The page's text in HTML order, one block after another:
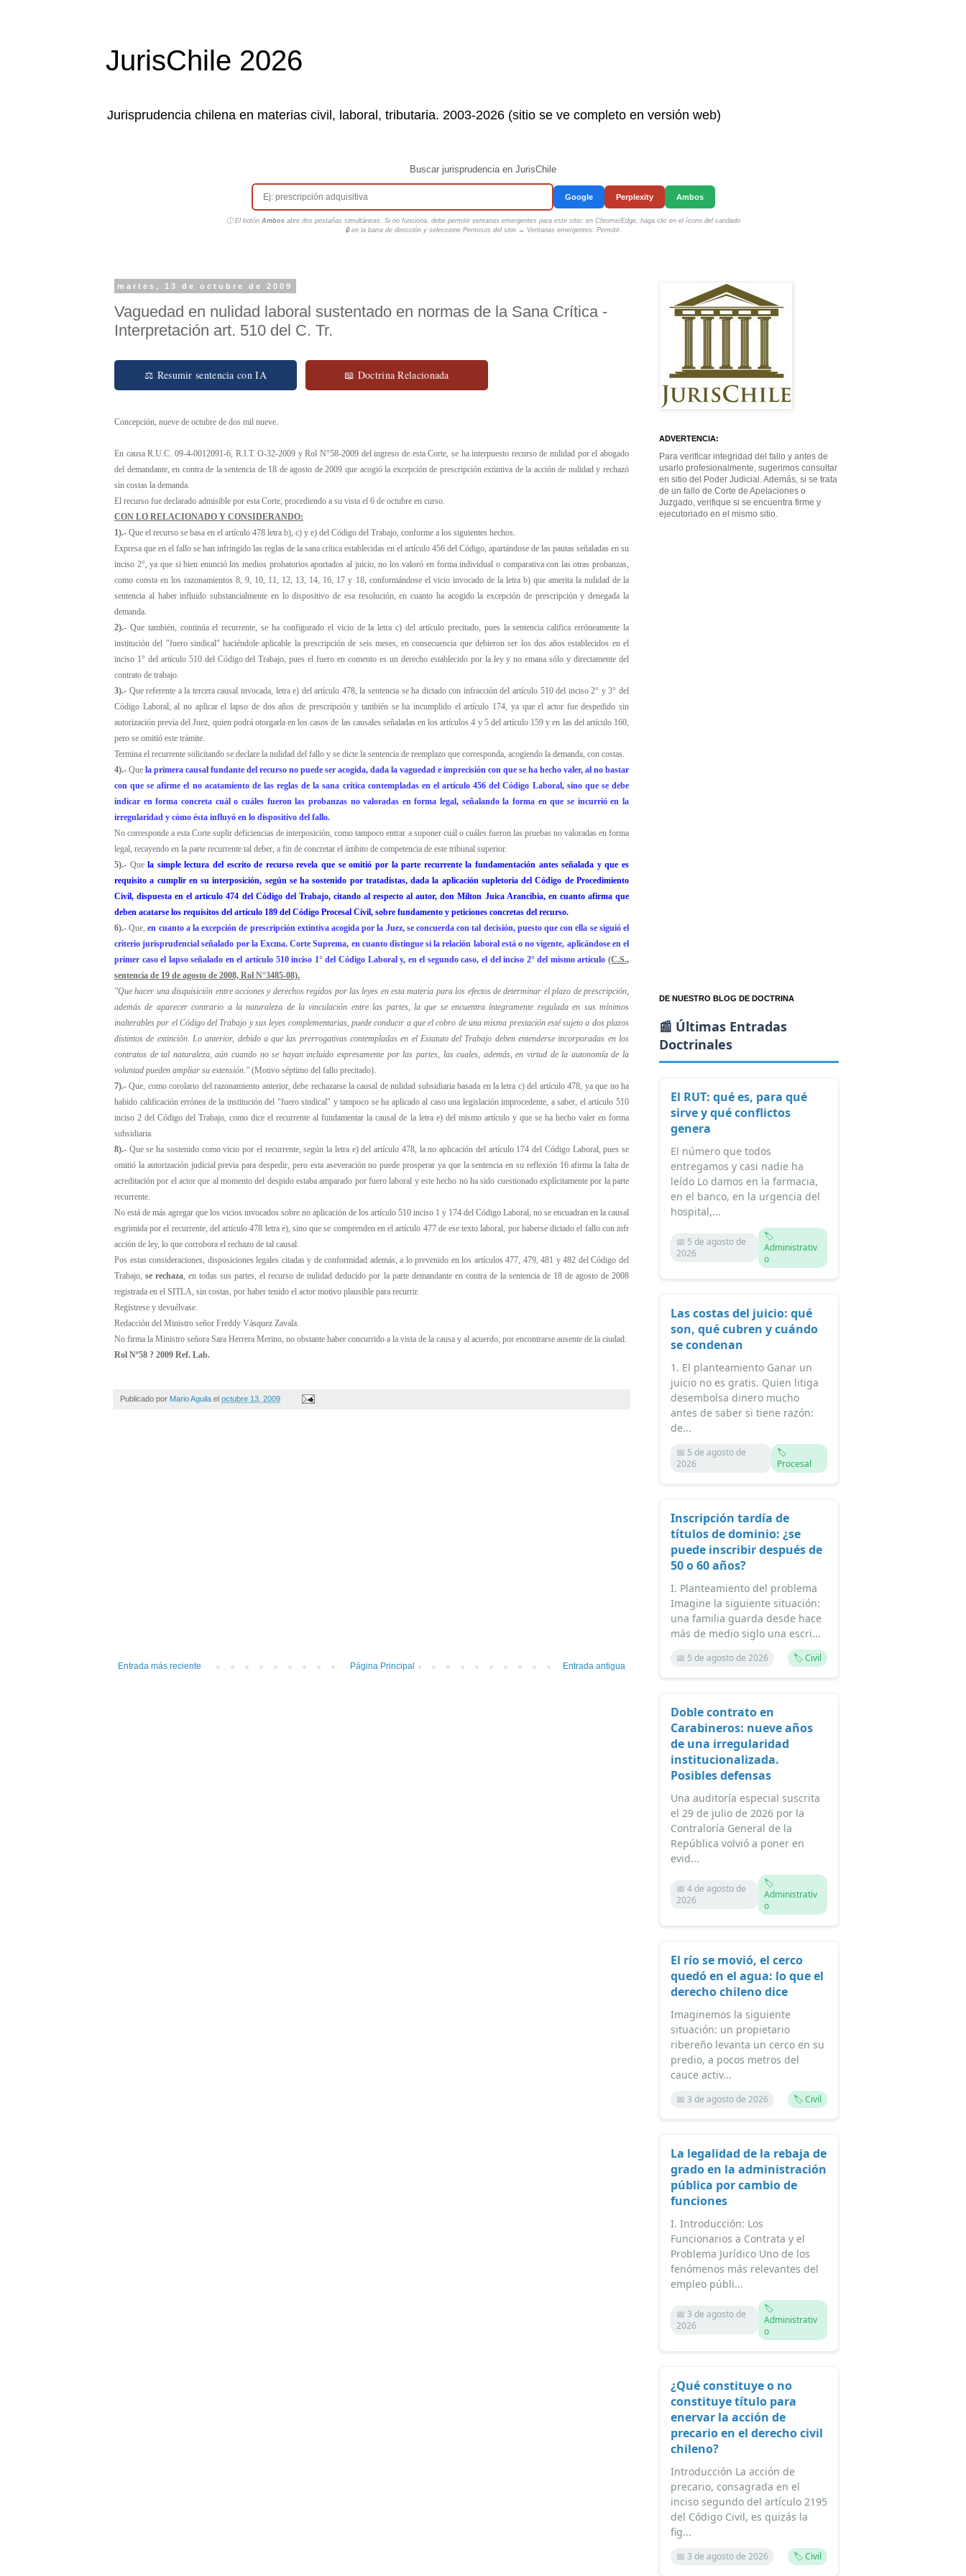
JurisChile 2026
Jurisprudencia chilena en materias civil, laboral, tributaria. 2003-2026 (sitio se ve completo en versión web)
Buscar jurisprudencia en JurisChile
Google Perplexity Ambos
ⓘ El botón Ambosabre dos pestañas simultáneas. Si no funciona, debe permitir ventanas emergentes para este sitio: en Chrome/Edge, haga clic en el ícono del candado
🔒 en la barra de dirección y seleccione Permisos del sitio → Ventanas emergentes: Permitir.
martes, 13 de octubre de 2009
Vaguedad en nulidad laboral sustentado en normas de la Sana Crítica -
Interpretación art. 510 del C. Tr.
⚖ Resumir sentencia con IA 📖 Doctrina Relacionada
Concepción, nueve de octubre de dos mil nueve.
En causa R.U.C. 09-4-0012091-6, R.I.T. O-32-2009 y Rol N°58-2009 del ingreso de esta Corte, se ha interpuesto recurso de nulidad por el abogado
del demandante, en contra de la sentencia de 18 de agosto de 2009 que acogió la excepción de prescripción extintiva de la acción de nulidad y rechazó
sin costas la demanda.
El recurso fue declarado admisible por esta Corte, procediendo a su vista el 6 de octubre en curso.
CON LO RELACIONADO Y CONSIDERANDO:
1).- Que el recurso se basa en el artículo 478 letra b), c) y e) del Código del Trabajo, conforme a los siguientes hechos.
Expresa que en el fallo se han infringido las reglas de la sana crítica establecidas en el artículo 456 del Código, apartándose de las pautas señaladas en su
inciso 2°, ya que si bien enunció los medios probatorios aportados al juicio, no los valoró en forma individual o comparativa con las otras probanzas,
como consta en los razonamientos 8, 9, 10, 11, 12, 13, 14, 16, 17 y 18, conformándose el vicio invocado de la letra b) que amerita la nulidad de la
sentencia al haber influido substancialmente en lo dispositivo de esa resolución, en cuanto ha acogido la excepción de prescripción y denegada la
demanda.
2).- Que también, continúa el recurrente, se ha configurado el vicio de la letra c) del artículo precitado, pues la sentencia califica erróneamente la
institución del "fuero sindical" haciéndole aplicable la prescripción de seis meses, en consecuencia que debieron ser los dos años establecidos en el
inciso 1° del artículo 510 del Código del Trabajo, pues el fuero en comento es un derecho establecido por la ley y no emana sólo y directamente del
contrato de trabajo.
3).- Que referente a la tercera causal invocada, letra e) del artículo 478, la sentencia se ha dictado con infracción del artículo 510 del inciso 2° y 3° del
Código Laboral, al no aplicar el lapso de dos años de prescripción y también se ha incumplido el artículo 174, ya que el actor fue despedido sin
autorización previa del Juez, quien podrá otorgarla en los casos de las causales señaladas en los artículos 4 y 5 del artículo 159 y en las del artículo 160,
pero se omitió este trámite.
Termina el recurrente solicitando se declare la nulidad del fallo y se dicte la sentencia de reemplazo que corresponda, acogiendo la demanda, con costas.
4).- Que la primera causal fundante del recurso no puede ser acogida, dada la vaguedad e imprecisión con que se ha hecho valer, al no bastar
con que se afirme el no acatamiento de las reglas de la sana crítica contempladas en el artículo 456 del Código Laboral, sino que se debe
indicar en forma concreta cuál o cuáles fueron las probanzas no valoradas en forma legal, señalando la forma en que se incurrió en la
irregularidad y cómo ésta influyó en lo dispositivo del fallo.
No corresponde a esta Corte suplir deficiencias de interposición, como tampoco entrar a suponer cuál o cuáles fueron las pruebas no valoradas en forma
legal, recayendo en la parte recurrente tal deber, a fin de concretar el ámbito de competencia de este tribunal superior.
5).- Quela simple lectura del escrito de recurso revela que se omitió por la parte recurrente la fundamentación antes señalada y que es
requisito a cumplir en su interposición, según se ha sostenido por tratadistas, dada la aplicación supletoria del Código de Procedimiento
Civil, dispuesta en el artículo 474 del Código del Trabajo, citando al respecto al autor, don Milton Juica Arancibia, en cuanto afirma que
deben acatarse los requisitos del artículo 189 del Código Procesal Civil, sobre fundamento y peticiones concretas del recurso.
6).-Que,en cuanto a la excepción de prescripción extintiva acogida por la Juez, se concuerda con tal decisión, puesto que con ella se siguió el
criterio jurisprudencial señalado por la Excma. Corte Suprema, en cuanto distingue si la relación laboral está o no vigente, aplicándose en el
primer caso el lapso señalado en el artículo 510 inciso 1° del Código Laboral y, en el segundo caso, el del inciso 2° del mismo artículo (C.S.,
sentencia de 19 de agosto de 2008, Rol N°3485-08).
"Que hacer una disquisición entre acciones y derechos regidos por las leyes en esta materia para los efectos de determinar el plazo de prescripción,
además de aparecer contrario a la naturaleza de la vinculación entre las partes, la que se encuentra íntegramente regulada en sus mínimos
inalterables por el Código del Trabajo y sus leyes complementarias, puede conducir a que el cobro de una misma prestación esté sujeto a dos plazos
distintos de extinción. Lo anterior, debido a que las prerrogativas contempladas en el Estatuto del Trabajo deben entenderse incorporadas en los
contratos de tal naturaleza, aún cuando no se hayan incluido expresamente por las partes, las cuales, además, en virtud de la autonomía de la
voluntad pueden ampliar su extensión." (Motivo séptimo del fallo precitado).
7).-Que, como corolario del razonamiento anterior, debe rechazarse la causal de nulidad subsidiaria basada en la letra c) del artículo 478, ya que no ha
habido calificación errónea de la institución del "fuero sindical" y tampoco se ha aplicado al caso una legislación improcedente, a saber, el artículo 510
inciso 2 del Código del Trabajo, como dice el recurrente al fundamentar la causal de la letra e) del mismo artículo y que se ha hecho valer en forma
subsidiaria.
8).- Que se ha sostenido como vicio por el recurrente, según la letra e) del artículo 478, la no aplicación del artículo 174 del Código Laboral, pues se
omitió la autorización judicial previa para despedir, pero esta aseveración no puede prosperar ya que la sentencia en su reflexión 16 afirma la falta de
acreditación por el actor que al momento del despido estaba amparado por fuero laboral y este hecho no ha sido cuestionado explícitamente por la parte
recurrente.
No está de más agregar que los vicios invocados sobre no aplicación de los artículo 510 inciso 1 y 174 del Código Laboral, no se encuadran en la causal
esgrimida por el recurrente, del artículo 478 letra e), sino que se comprenden en el artículo 477 de ese texto laboral, por haberse dictado el fallo con infr
acción de ley, lo que corrobora el rechazo de tal causal.
Pos estas consideraciones, disposiciones legales citadas y de conformidad además, a lo prevenido en los artículos 477, 479, 481 y 482 del Código del
Trabajo,se rechaza , en todas sus partes, el recurso de nulidad deducido por la parte demandante en contra de la sentencia de 18 de agosto de 2008
registrada en el SITLA, sin costas, por haber tenido el actor motivo plausible para recurrir.
Regístrese y devuélvase.
Redacción del Ministro señor Freddy Vásquez Zavala.
No firma la Ministro señora Sara Herrera Merino, no obstante haber concurrido a la vista de la causa y al acuerdo, por encontrarse ausente de la ciudad.
Rol Nº58 ? 2009 Ref. Lab.
Publicado por Mario Aguila el octubre 13, 2009
Entrada más reciente Entrada antigua
Página Principal
ADVERTENCIA:
Para verificar integridad del fallo y antes de
usarlo profesionalmente, sugerimos consultar
en sitio del Poder Judicial. Además, si se trata
de un fallo de Corte de Apelaciones o
Juzgado, verifique si se encuentra firme y
ejecutoriado en el mismo sitio.
DE NUESTRO BLOG DE DOCTRINA
📰 Últimas Entradas
Doctrinales
El RUT: qué es, para qué
sirve y qué conflictos
genera
El número que todos
entregamos y casi nadie ha
leído Lo damos en la farmacia,
en el banco, en la urgencia del
hospital,...
📅 5 de agosto de
2026
🏷️
Administrativ
o
Las costas del juicio: qué
son, qué cubren y cuándo
se condenan
1. El planteamiento Ganar un
juicio no es gratis. Quien litiga
desembolsa dinero mucho
antes de saber si tiene razón:
de...
📅 5 de agosto de
2026
🏷️
Procesal
Inscripción tardía de
títulos de dominio: ¿se
puede inscribir después de
50 o 60 años?
I. Planteamiento del problema
Imagine la siguiente situación:
una familia guarda desde hace
más de medio siglo una escri...
📅 5 de agosto de 2026 🏷️ Civil
Doble contrato en
Carabineros: nueve años
de una irregularidad
institucionalizada.
Posibles defensas
Una auditoría especial suscrita
el 29 de julio de 2026 por la
Contraloría General de la
República volvió a poner en
evid...
📅 4 de agosto de
2026
🏷️
Administrativ
o
El río se movió, el cerco
quedó en el agua: lo que el
derecho chileno dice
Imaginemos la siguiente
situación: un propietario
ribereño levanta un cerco en su
predio, a pocos metros del
cauce activ...
📅 3 de agosto de 2026 🏷️ Civil
La legalidad de la rebaja de
grado en la administración
pública por cambio de
funciones
I. Introducción: Los
Funcionarios a Contrata y el
Problema Jurídico Uno de los
fenómenos más relevantes del
empleo públi...
📅 3 de agosto de
2026
🏷️
Administrativ
o
¿Qué constituye o no
constituye título para
enervar la acción de
precario en el derecho civil
chileno?
Introducción La acción de
precario, consagrada en el
inciso segundo del artículo 2195
del Código Civil, es quizás la
fig...
📅 3 de agosto de 2026 🏷️ Civil